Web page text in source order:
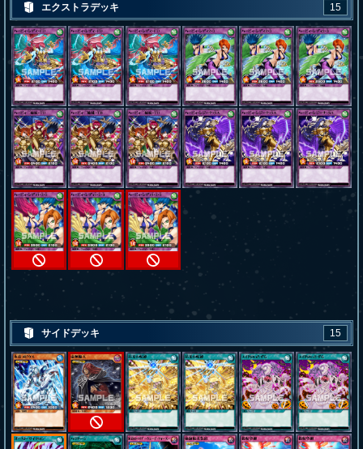
エクストラデッキ 15
サイドデッキ 15